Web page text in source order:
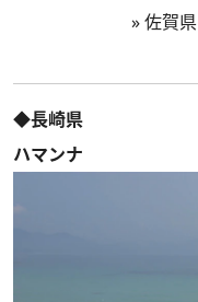
»佐賀
◆長崎県
ハマンナ